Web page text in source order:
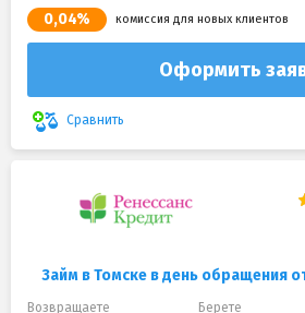
0,04% комиссия для новых клиентов
Оформить
Сравнить
Займ в Томске в день обращения
Возвращаете Берете